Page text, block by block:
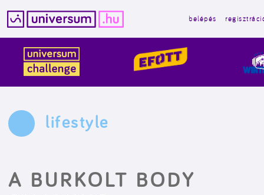
tartalomba
belépés
lifestyle
A BURKOLT BODY